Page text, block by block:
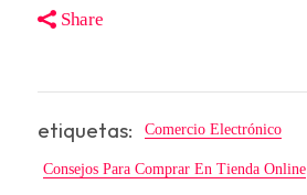
Share
etiquetas: Comercio Electrónico
Consejos Para Comprar En Tienda Online